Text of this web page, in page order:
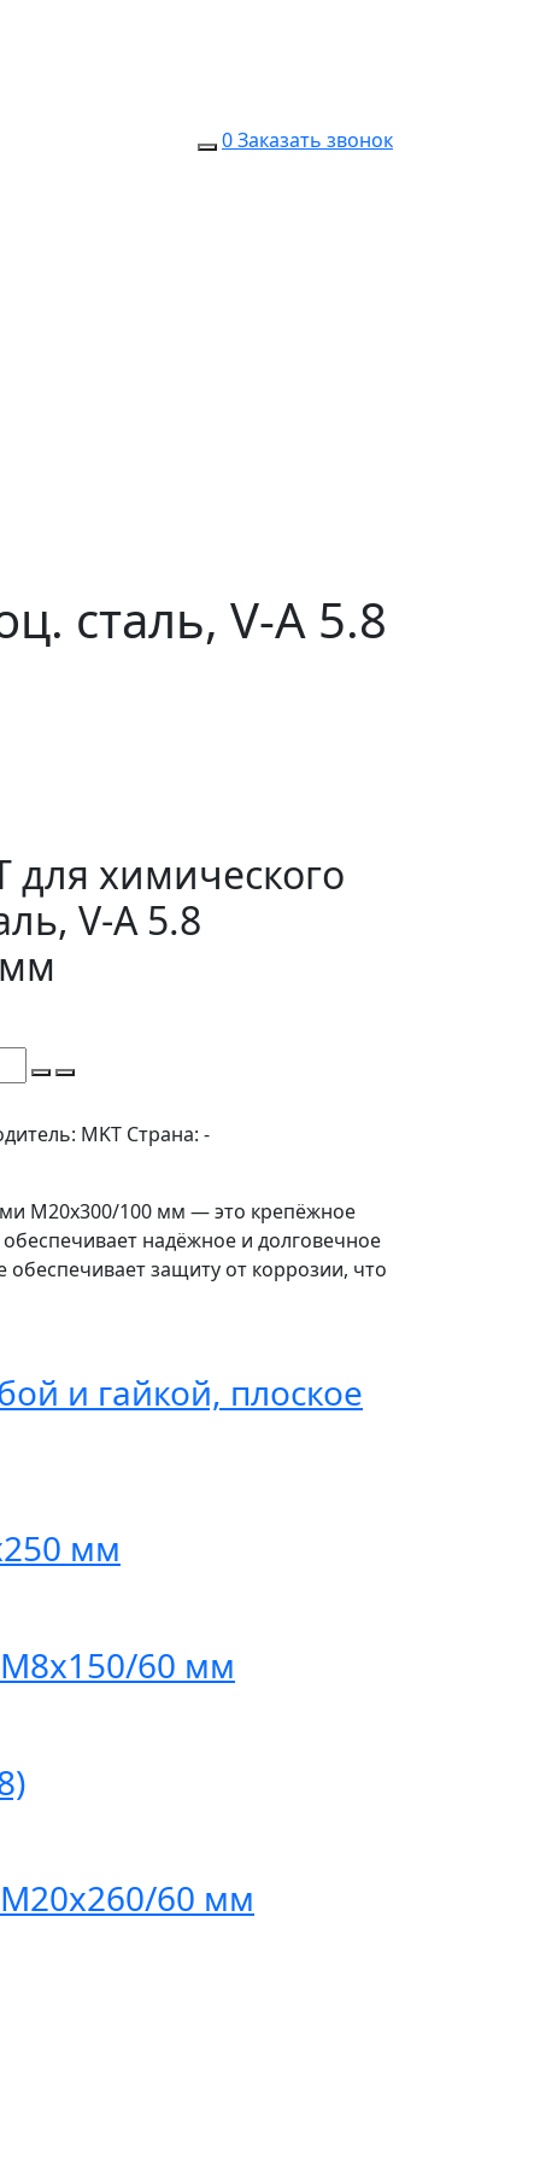
0Заказать звонок
сталь, V-A 5.8
химического
V-A 5.8
MKT Страна: -
M20x300/100 мм — это крепёжное
надёжное и долговечное
защиту от коррозии, что
и гайкой, плоское
мм
60 мм
60 мм